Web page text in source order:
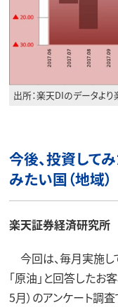
出所：楽天DIのデータよ
今後、投資して
みたい国（地域）
楽天証券経済研究所
今回は、毎月実施し
「原油」と回答したお
5月）のアンケート調